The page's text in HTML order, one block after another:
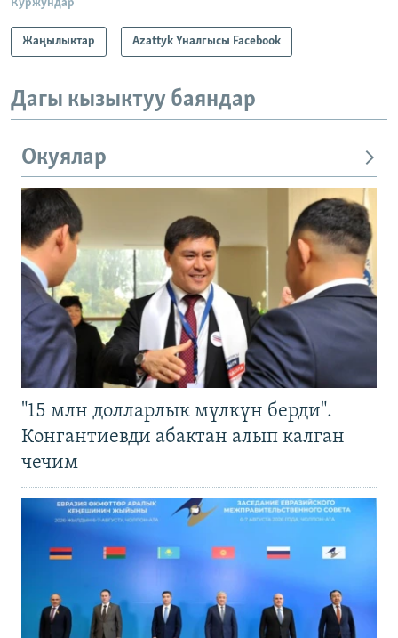
Куржундар
Жаңылыктар Azattyk Үналгысы Facebook
Дагы кызыктуу баяндар
Окуялар
"15 млн долларлык мүлкүн берди".
Конгантиевди абактан алып калган
чечим